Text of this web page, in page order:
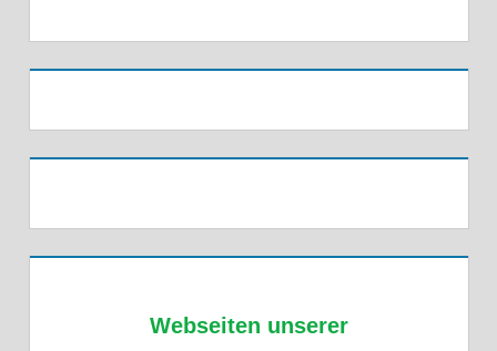
Webseiten unserer